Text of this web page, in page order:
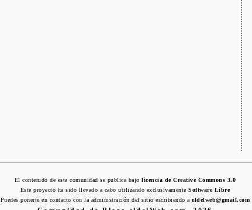
El contenido de esta comunidad se publica bajolicencia de Creative Commons 3.0
Este proyecto ha sido llevado a cabo utilizando exclusivamenteSoftware Libre
Puedes ponerte en contacto con la administración del sitio escribiendo aeldelweb@gmail.com